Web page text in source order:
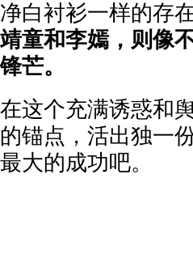
净白衬衫一样的存
靖童和李嫣，则像
锋芒。
在这个充满诱惑和
的锚点，活出独一
最大的成功吧。